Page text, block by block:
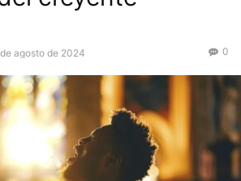
agosto de 2024 0